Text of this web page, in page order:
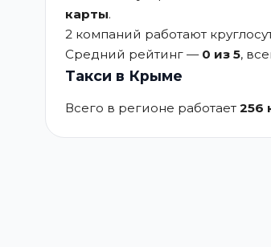
карты.
2 компаний работают
Средний рейтинг — 0 из 5,
Такси в Крыме
Всего в регионе работает 256